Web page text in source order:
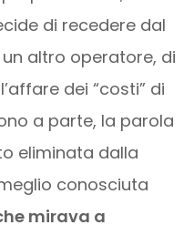
di recedere dal
altro operatore, di
dei “costi” di
a parte, la parola
eliminata dalla
conosciuta
mirava a